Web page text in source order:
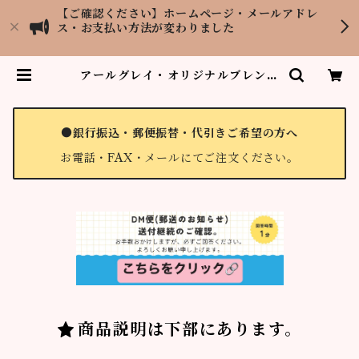
【ご確認ください】ホームページ・メールアドレ
ス・お支払い方法が変わりました
アールグレイ・オリジナルブレンド
●銀行振込・郵便振替・代引きご希望の方へ
お電話・FAX・メールにてご注文ください。
商品説明は下部にあります。